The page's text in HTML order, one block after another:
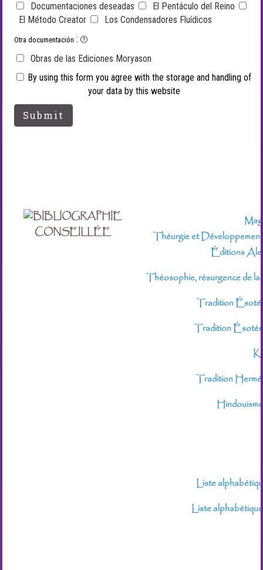
Documentaciones deseadas
El Pentáculo del Reino
El Método Creator
Los Condensadores Fluídicos
Otra documentación :
Obras de las Ediciones Moryason
By using this form you agree with the storage and handling of
your data by this website
BIBLIOGRAPHIE
CONSEILLÉE
Théurgie et Développement
Éditions
Théosophie, résurgence de
Tradition
Tradition
Tradition
Liste
Liste